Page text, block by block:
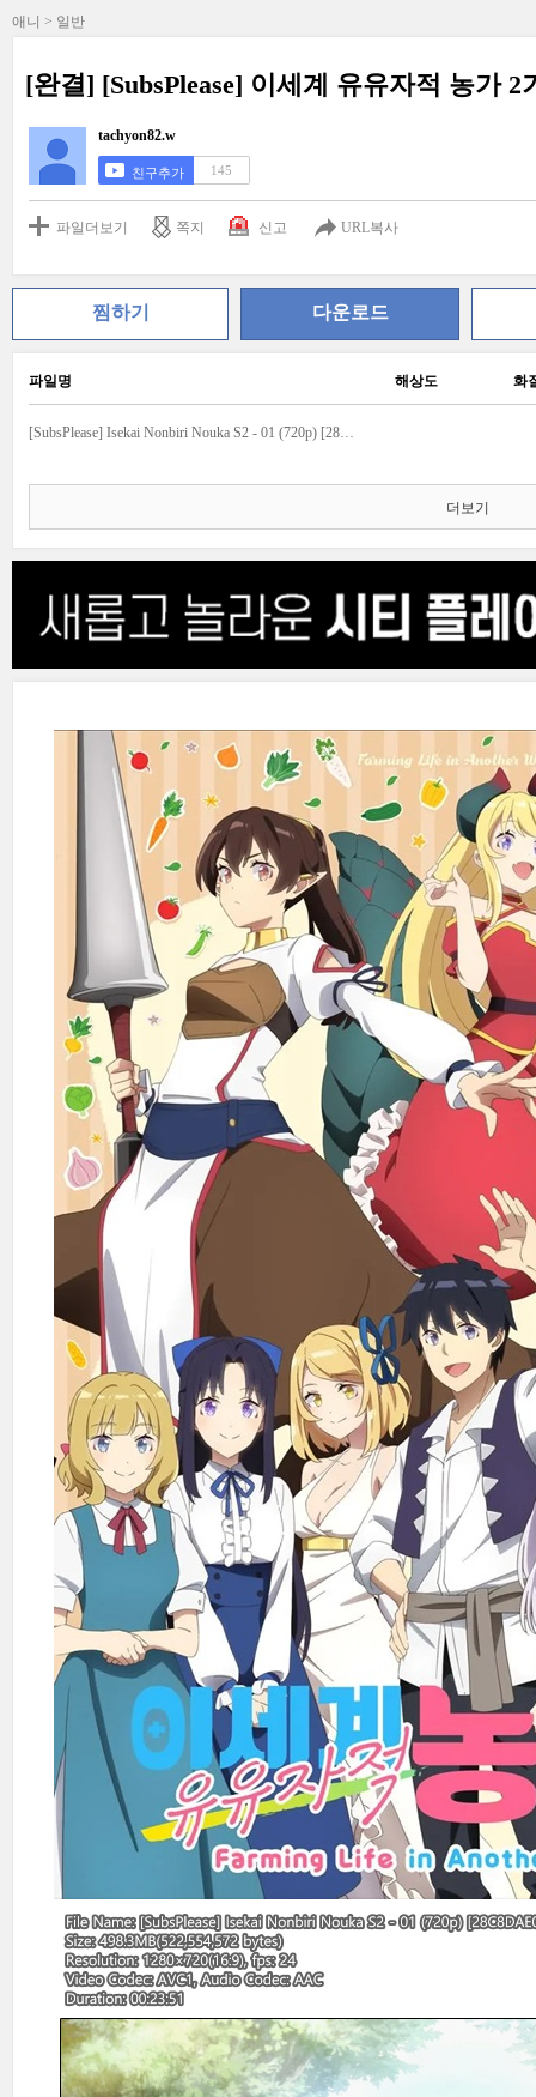
애니 > 일반
[완결] [SubsPlease] 이세계 유유자적 농가 2
tachyon82.w
친구추가 145
파일더보기 쪽지 신고 URL복사
찜하기 다운로드
파일명 해상도 화
[SubsPlease] Isekai Nonbiri Nouka S2 - 01 (720p) [28C8DAE0].ass
더보기